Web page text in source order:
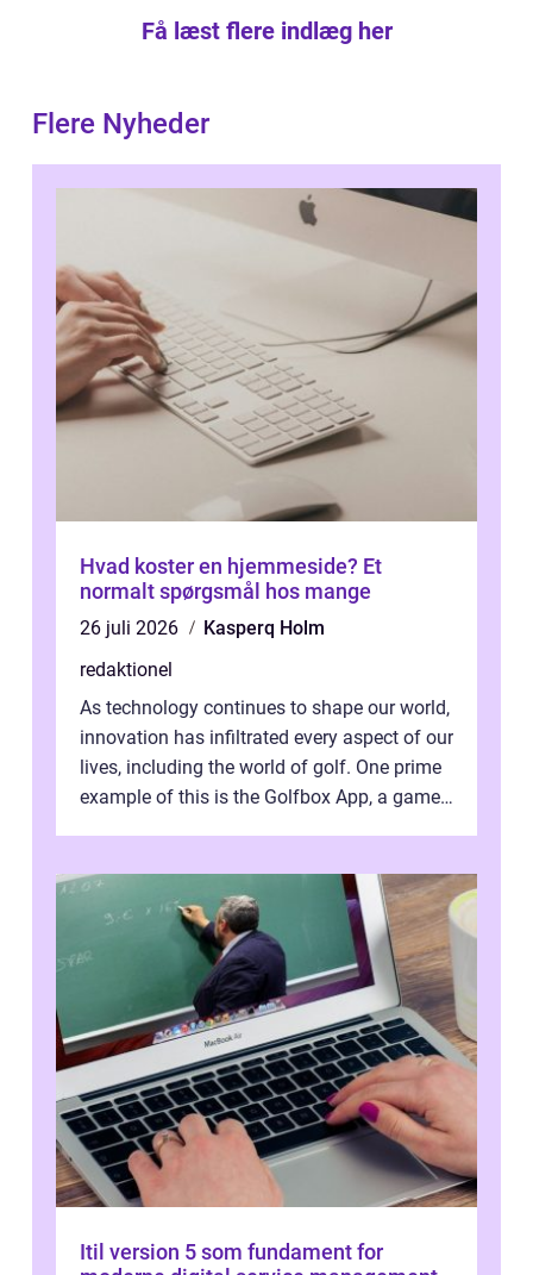
Få læst flere indlæg her
Flere Nyheder
Hvad koster en hjemmeside? Et
normalt spørgsmål hos mange
26 juli 2026
Kasperq Holm
redaktionel
As technology continues to shape our world,
innovation has infiltrated every aspect of our
lives, including the world of golf. One prime
example of this is the Golfbox App, a game-
Itil version 5 som fundament for